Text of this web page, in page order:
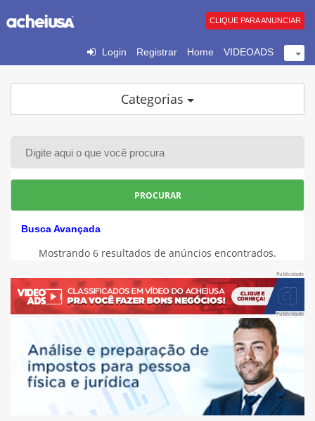
Login Registrar Home VIDEOADS
CLIQUE PARA ANUNCIAR
Categorias
PROCURAR
Busca Avançada
Mostrando 6 resultados de anúncios encontrados.
Publicidade
Publicidade